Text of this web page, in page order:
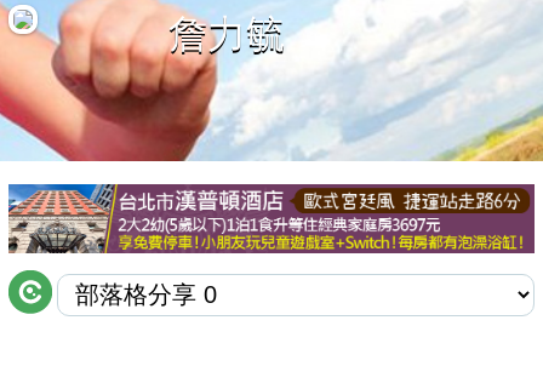
最新留言
商家合作
推薦景點
討論區
聯絡我們
詹力毓